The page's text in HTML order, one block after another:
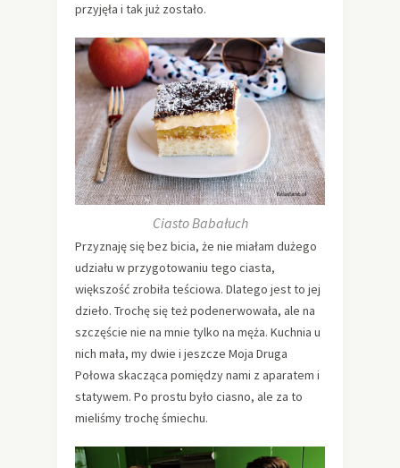
przyjęła i tak już zostało.
Ciasto Babałuch
Przyznaję się bez bicia, że nie miałam dużego
udziału w przygotowaniu tego ciasta,
większość zrobiła teściowa. Dlatego jest to jej
dzieło. Trochę się też podenerwowała, ale na
szczęście nie na mnie tylko na męża. Kuchnia u
nich mała, my dwie i jeszcze Moja Druga
Połowa skacząca pomiędzy nami z aparatem i
statywem. Po prostu było ciasno, ale za to
mieliśmy trochę śmiechu.